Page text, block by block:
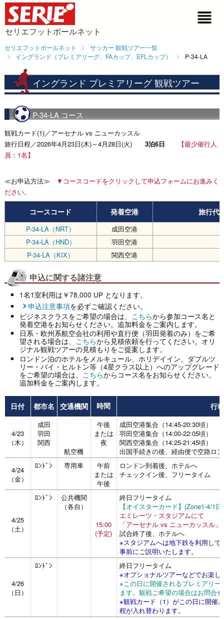
セリエフットボールネット
セリエフットボールネット
サッカー 観戦ツアー一覧
イングランド（プレミアリーグ、FAカップ、EFLカップ）
P-34-LA
イングランド プレミアリーグ 観戦ツアー
P-34-LA コース
観戦カード(1)／アーセナル vs ニューカッスル
旅行日程／2026年4月23日(木)～4月28日(火) 3泊6日
【最少催行人
員：1名】
≪お申込方法≫
▼コースコードをクリックして申込フォームにお進みく
ださい。
コースコード 発着空港 旅行代
P-34-LA（NRT） 成田空港
P-34-LA（HND）
羽田空港
P-34-LA（KIX）
関西空港
申込に関する諸注意
1名1室利用は￥78,000 UP となります。
申込注意事項を必ずご確認ください。
ビジネスクラスをご希望の場合は、
こちらから参加コース名と
発着空港をお知らせください。追加料金をご案内します。
日系・欧州系航空会社の利用や直行便（羽田発着のみ）をご希
望される場合は、 こちらから見積依頼を行ってください。オリ
ジナル観戦ツアーの見積もりをご提案します。
ロンドン泊のホテルをメルキュール、ホリデイイン、ダブルツ
リー・バイ・ヒルトン等（4星クラス以上）へのアップグレード
をご希望の場合は、 こちらからコース名をお知らせください。
追加料金をご案内します。
日付 都市名 交通機関 時間 行程
4/23
（木）
成田
羽田
関西
航空機
午後
または
夜
成田空港集合（14:45-20:30頃）
羽田空港集合（14:00-22:05頃）
関西空港集合（14:25-21:45頃）
出国手続きの後、経由便で空路ロ
4/24
（金）
ﾛﾝﾄﾞﾝ 専用車
午前
または
午後
ロンドン到着後、ホテルへ
チェックイン後、フリータイム
4/25
（土）
ﾛﾝﾄﾞﾝ
公共機関
（各自）
15:00
(予定)
終日フリータイム
【オイスターカード】(Zone1-4/1
エミレーツ・スタジアムにて
「アーセナル vs ニューカッスル」
試合終了後、ホテルへ
※スタジアムへは地下鉄を利用し
事前にご説明いたします。
4/26
（日）
ﾛﾝﾄﾞﾝ
終日フリータイム
※オプショナルツアーなどでお楽し
※この日に開催されるプレミアリ
ます。観戦ご希望の場合はお問合
※観戦カード（1）がこの日に開催
程が入れ替わります。